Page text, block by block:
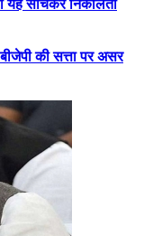
यह सोचकर निकालता
की सत्ता पर असर